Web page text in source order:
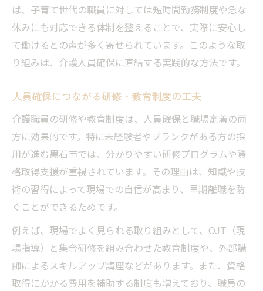
ば、子育て世代の職員に対しては短時間勤務制度や急な
休みにも対応できる体制を整えることで、実際に安心し
て働けるとの声が多く寄せられています。このような取
り組みは、介護人員確保に直結する実践的な方法です。
人員確保につながる研修・教育制度の工夫
介護職員の研修や教育制度は、人員確保と職場定着の両
方に効果的です。特に未経験者やブランクがある方の採
用が進む黒石市では、分かりやすい研修プログラムや資
格取得支援が重視されています。その理由は、知識や技
術の習得によって現場での自信が高まり、早期離職を防
ぐことができるためです。
例えば、現場でよく見られる取り組みとして、OJT（現
場指導）と集合研修を組み合わせた教育制度や、外部講
師によるスキルアップ講座などがあります。また、資格
取得にかかる費用を補助する制度も増えており、職員の